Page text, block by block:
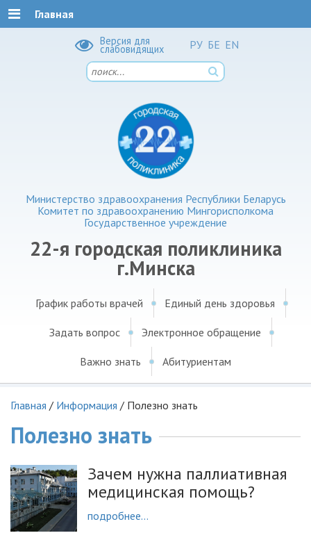
Версия для
слабовидящих РУ БЕ EN
Министерство здравоохранения Республики Беларусь
Комитет по здравоохранению Мингорисполкома
Государственное учреждение
22-я городская поликлиника
г.Минска
Главная
График работы врачей Единый день здоровья
Задать вопрос Электронное обращение
Важно знать Абитуриентам
Главная / Информация / Полезно знать
Полезно знать
Зачем нужна паллиативная
медицинская помощь?
подробнее...